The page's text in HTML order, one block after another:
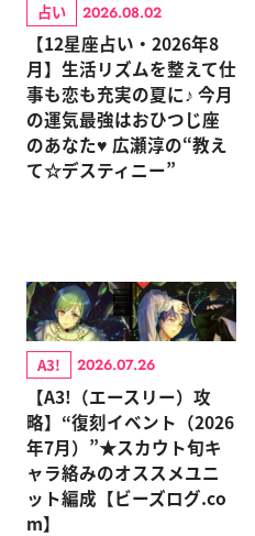
占い 2026.08.02
【12星座占い・2026年8
月】生活リズムを整えて仕
事も恋も充実の夏に♪ 今月
の運気最強はおひつじ座
のあなた♥ 広瀬淳の“教え
て☆デスティニー”
A3! 2026.07.26
【A3!（エースリー）攻
略】“復刻イベント（2026
年7月）”★スカウト旬キ
ャラ絡みのオススメユニ
ット編成【ビーズログ.co
m】